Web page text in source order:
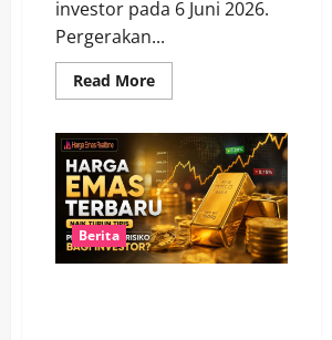
investor pada 6 Juni 2026.
Pergerakan...
Read MoreRead
more
Emas
Belum
Meredup,
Harga
Terbaru
6
Juni
2026
Jadi
Berita